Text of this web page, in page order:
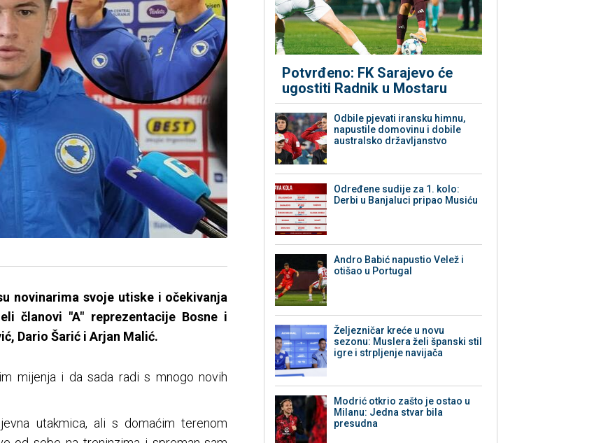
novinarima svoje utiske i očekivanja
članovi "A" reprezentacije Bosne i
Dario Šarić i Arjan Malić.
mijenja i da sada radi s mnogo novih
utakmica, ali s domaćim terenom
Potvrđeno: FK Sarajevo će
ugostiti Radnik u Mostaru
Odbile pjevati iransku himnu,
napustile domovinu i dobile
australsko državljanstvo
Određene sudije za 1. kolo:
Derbi u Banjaluci pripao Musiću
Andro Babić napustio Velež i
otišao u Portugal
Željezničar kreće u novu
sezonu: Muslera želi španski stil
igre i strpljenje navijača
Modrić otkrio zašto je ostao u
Milanu: Jedna stvar bila
presudna